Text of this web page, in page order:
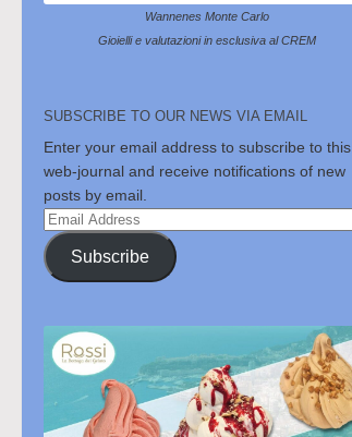
Wannenes Monte Carlo
Gioielli e valutazioni in esclusiva al CREM
SUBSCRIBE TO OUR NEWS VIA EMAIL
Enter your email address to subscribe to this
web-journal and receive notifications of new
posts by email.
Email
Address
Subscribe